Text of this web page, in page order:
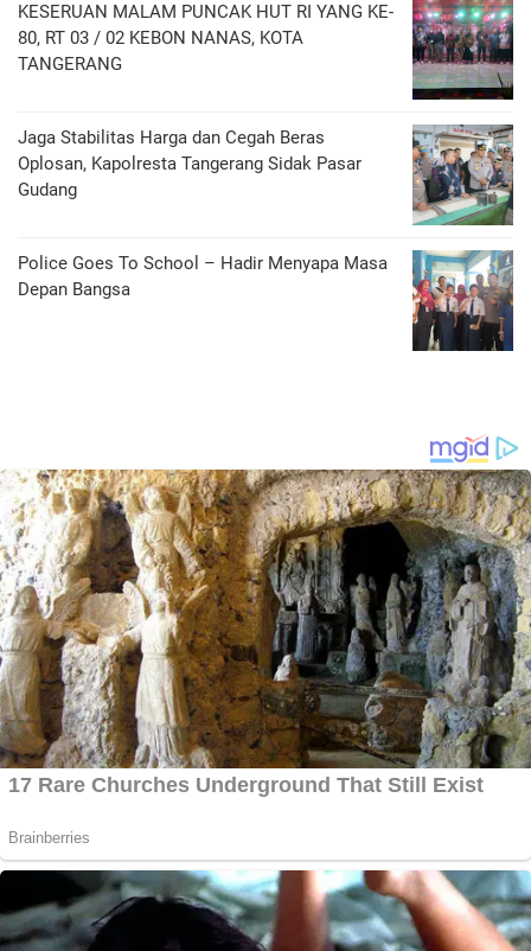
KESERUAN MALAM PUNCAK HUT RI YANG KE-
80, RT 03 / 02 KEBON NANAS, KOTA
TANGERANG
Jaga Stabilitas Harga dan Cegah Beras
Oplosan, Kapolresta Tangerang Sidak Pasar
Gudang
Police Goes To School – Hadir Menyapa Masa
Depan Bangsa